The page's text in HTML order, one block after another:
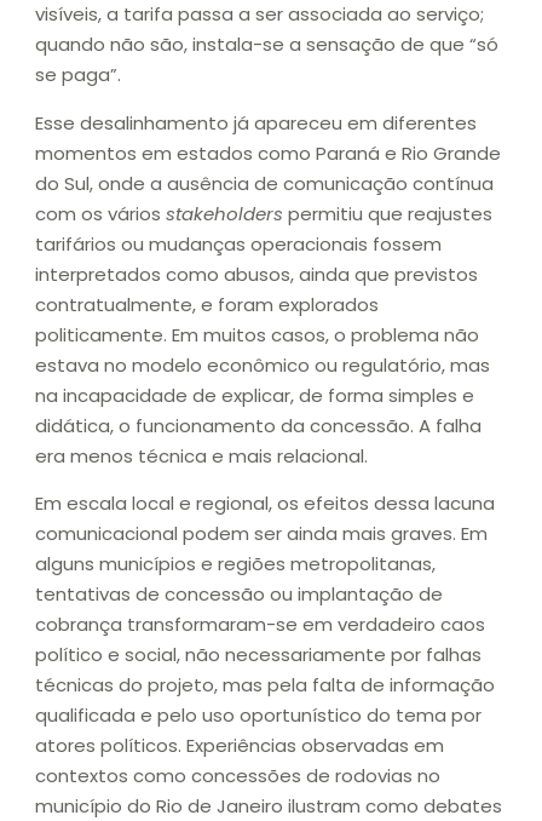
visíveis, a tarifa passa a ser associada ao serviço;
quando não são, instala-se a sensação de que “só
se paga”.
Esse desalinhamento já apareceu em diferentes
momentos em estados como Paraná e Rio Grande
do Sul, onde a ausência de comunicação contínua
com os vários stakeholders permitiu que reajustes
tarifários ou mudanças operacionais fossem
interpretados como abusos, ainda que previstos
contratualmente, e foram explorados
politicamente. Em muitos casos, o problema não
estava no modelo econômico ou regulatório, mas
na incapacidade de explicar, de forma simples e
didática, o funcionamento da concessão. A falha
era menos técnica e mais relacional.
Em escala local e regional, os efeitos dessa lacuna
comunicacional podem ser ainda mais graves. Em
alguns municípios e regiões metropolitanas,
tentativas de concessão ou implantação de
cobrança transformaram-se em verdadeiro caos
político e social, não necessariamente por falhas
técnicas do projeto, mas pela falta de informação
qualificada e pelo uso oportunístico do tema por
atores políticos. Experiências observadas em
contextos como concessões de rodovias no
município do Rio de Janeiro ilustram como debates